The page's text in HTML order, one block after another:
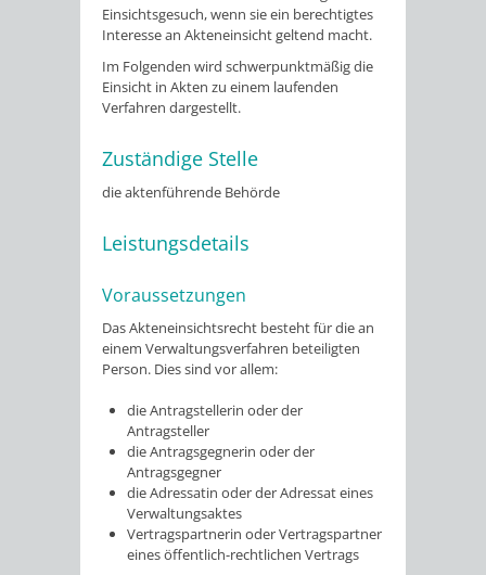
Einsichtsgesuch, wenn sie ein berechtigtes
Interesse an Akteneinsicht geltend macht.
Im Folgenden wird schwerpunktmäßig die
Einsicht in Akten zu einem laufenden
Verfahren dargestellt.
Zuständige Stelle
die aktenführende Behörde
Leistungsdetails
Voraussetzungen
Das Akteneinsichtsrecht besteht für die an
einem Verwaltungsverfahren beteiligten
Person. Dies sind vor allem:
die Antragstellerin oder der
Antragsteller
die Antragsgegnerin oder der
Antragsgegner
die Adressatin oder der Adressat eines
Verwaltungsaktes
Vertragspartnerin oder Vertragspartner
eines öffentlich-rechtlichen Vertrags